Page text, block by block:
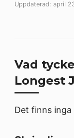
Uppdaterad: april
Vad
Longest
Det finns